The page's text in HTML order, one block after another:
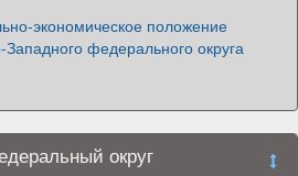
экономическое положение
федерального округа
округ